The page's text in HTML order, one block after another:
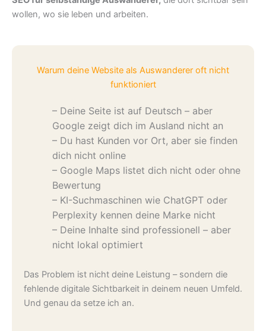
wollen, wo sie leben und arbeiten.
Warum deine Website als Auswanderer oft nicht
funktioniert
– Deine Seite ist auf Deutsch – aber
Google zeigt dich im Ausland nicht an
– Du hast Kunden vor Ort, aber sie finden
dich nicht online
– Google Maps listet dich nicht oder ohne
Bewertung
– KI-Suchmaschinen wie ChatGPT oder
Perplexity kennen deine Marke nicht
– Deine Inhalte sind professionell – aber
nicht lokal optimiert
Das Problem ist nicht deine Leistung – sondern die
fehlende digitale Sichtbarkeit in deinem neuen Umfeld.
Und genau da setze ich an.